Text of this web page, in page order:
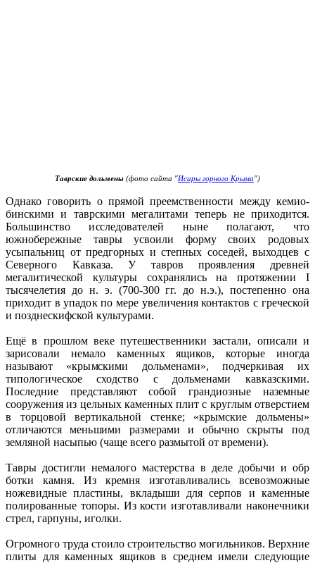
Таврские дольмены (фото сайта "Исары горного Крыма")
Однако говорить о прямой преемственности между кемио-
бинскими и таврскими мегалитами теперь не приходится.
Большинство исследователей ныне полагают, что
южнобережные тавры усвоили форму своих родовых
усыпальниц от предгорных и степных соседей, выходцев с
Северного Кавказа. У тавров проявления древней
мегалитической культуры сохранялись на протяжении I
тысячелетия до н. э. (700-300 гг. до н.э.), постепенно она
приходит в упадок по мере увеличения контактов с греческой
и позднескифской культурами.
Ещё в прошлом веке путешественники застали, описали и
зарисовали немало каменных ящиков, которые иногда
называют «крымскими дольменами», подчеркивая их
типологическое сходство с дольменами кавказскими.
Последние представляют собой грандиозные наземные
сооружения из цельных каменных плит с круглым отверстием
в торцовой вертикальной стенке; «крымские дольмены»
отличаются меньшими размерами и обычно скрыты под
земляной насыпью (чаще всего размытой от времени).
Тавры достигли немалого мастерства в деле добычи и обр
ботки камня. Из кремня изготавливались всевозможные
ножевидные пластины, вкладыши для серпов и каменные
полированные топоры. Из кости изготавливали наконечники
стрел, гарпуны, иголки.
Огромного труда стоило строительство могильников. Верхние
плиты для каменных ящиков в среднем имели следующие